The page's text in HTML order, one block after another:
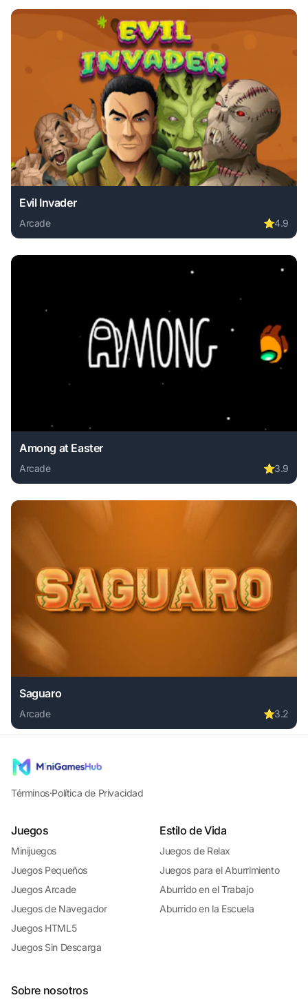
Evil Invader
Arcade ⭐4.9
Play Evil Invader online free. arcade game, no download
Among at Easter
Arcade ⭐3.9
Play Among at Easter online free. arcade game, no
Saguaro
Arcade ⭐3.2
Play Saguaro online free. arcade game, no download
Términos·Política de Privacidad
Juegos
Minijuegos
Juegos Pequeños
Juegos Arcade
Juegos de Navegador
Juegos HTML5
Juegos Sin Descarga
Estilo de Vida
Juegos de Relax
Juegos para el Aburrimiento
Aburrido en el Trabajo
Aburrido en la Escuela
Sobre nosotros